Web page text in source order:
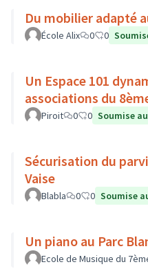
Du mobilier adapté
École Alix 0 0
Un Espace 101
associations du
Piroit 0 0 Soumise
Sécurisation du
Vaise
Blabla 0 0 Soumise
Un piano au Parc
Ecole de Musique du